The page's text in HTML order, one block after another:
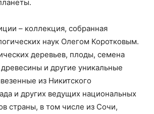
– коллекция, собранная
наук Олегом Коротковым.
деревьев, плоды, семена
и другие уникальные
из Никитского
и других ведущих национальных
страны, в том числе из Сочи,